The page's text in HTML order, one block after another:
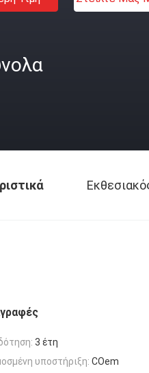
3 έτη
υποστήριξη: COem